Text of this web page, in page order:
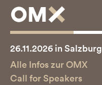
26.11.2026 in Salzburg
Alle Infos zur OMX
Call for Speakers